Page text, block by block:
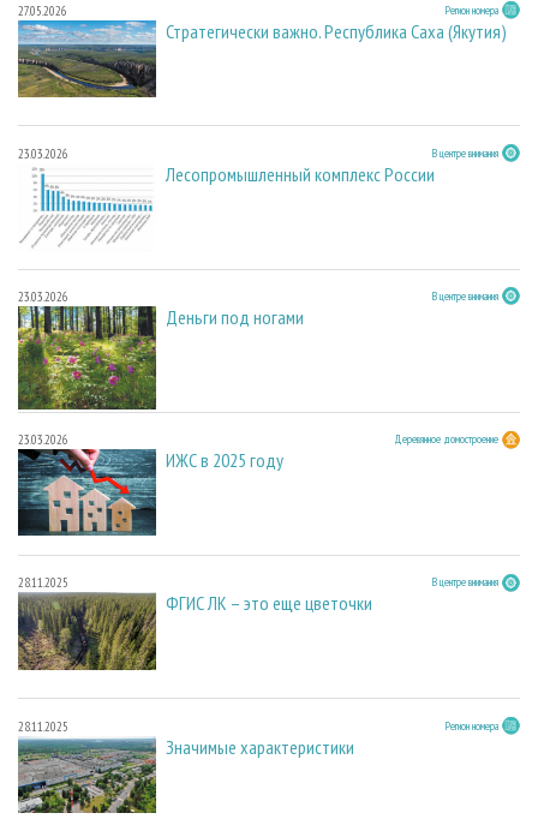
27.05.2026 Регион номера
Стратегически важно. Республика Саха (Якутия)
23.03.2026 В центре внимания
Лесопромышленный комплекс России
23.03.2026 В центре внимания
Деньги под ногами
23.03.2026 Деревянное домостроение
ИЖС в 2025 году
28.11.2025 В центре внимания
ФГИС ЛК – это еще цветочки
28.11.2025 Регион номера
Значимые характеристики